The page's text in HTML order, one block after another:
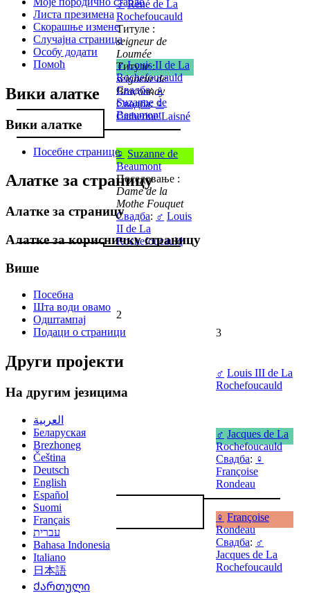
♂ René de La
Rochefoucauld
Титуле :
seigneur de
Loumée
Титуле :
seigneur de
Braconnay
Свадба: ♀
Catherine Laisné
♂ Louis II de La
Rochefoucauld
Свадба:♀
Suzanne de
Beaumont
♀ Suzanne de
Beaumont
Поседовање :
Dame de la
Mothe Fouquet
Свадба: ♂ Louis
II de La
Rochefoucauld
2
3
♂ Louis III de La
Rochefoucauld
♂ Jacques de La
Rochefoucauld
Свадба: ♀
Françoise
Rondeau
♀ Françoise
Rondeau
Свадба: ♂
Jacques de La
Rochefoucauld
Листа презимена
Скорашње измене
Случајна страница
Особу додати
Помоћ
Вики алатке
Вики алатке
Посебне странице
Алатке за страницу
Алатке за страницу
Алатке за корисничку страницу
Више
Посебна
Шта води овамо
Одштампај
Подаци о страници
Други пројекти
На другим језицима
العربية
Беларуская
Brezhoneg
Čeština
Deutsch
English
Español
Suomi
Français
עברית
Bahasa Indonesia
Italiano
日本語
Ქართული